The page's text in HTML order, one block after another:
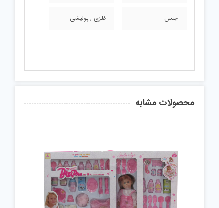
جنس فلزی , پولیشی
محصولات مشابه